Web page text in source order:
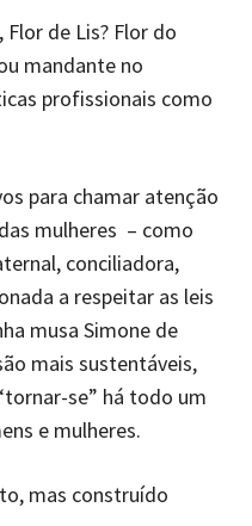
de Lis? Flor do
mandante no
profissionais como
para chamar atenção
mulheres – como
conciliadora,
a respeitar as leis
musa Simone de
mais sustentáveis,
se” há todo um
e mulheres.
mas construído